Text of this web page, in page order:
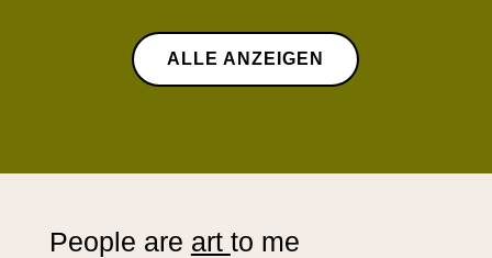
ALLE ANZEIGEN
People are art to me